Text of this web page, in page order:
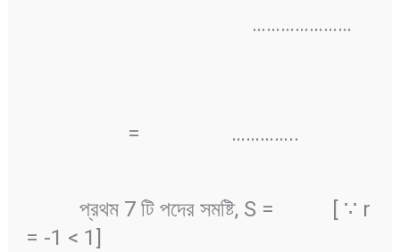
…………………
= …………..
প্রথম 7 টি পদের সমষ্টি, S =
[ ∵ r
= -1 < 1]